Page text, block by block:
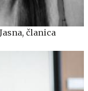
članica